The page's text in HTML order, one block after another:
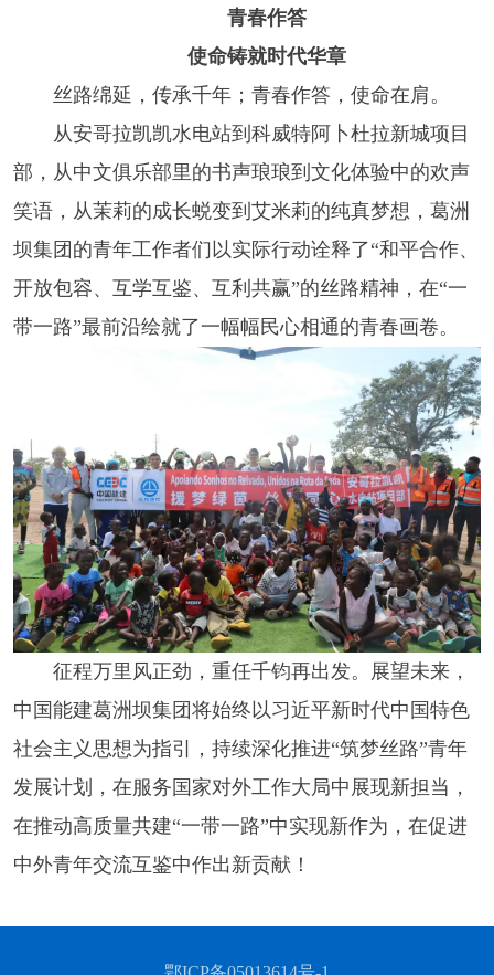
青春作答
使命铸就时代华章
丝路绵延，传承千年；青春作答，使命在肩。
从安哥拉凯凯水电站到科威特阿卜杜拉新城项目
部，从中文俱乐部里的书声琅琅到文化体验中的欢声
笑语，从茉莉的成长蜕变到艾米莉的纯真梦想，葛洲
坝集团的青年工作者们以实际行动诠释了“和平合作、
开放包容、互学互鉴、互利共赢”的丝路精神，在“一
带一路”最前沿绘就了一幅幅民心相通的青春画卷。
征程万里风正劲，重任千钧再出发。展望未来，
中国能建葛洲坝集团将始终以习近平新时代中国特色
社会主义思想为指引，持续深化推进“筑梦丝路”青年
发展计划，在服务国家对外工作大局中展现新担当，
在推动高质量共建“一带一路”中实现新作为，在促进
中外青年交流互鉴中作出新贡献！